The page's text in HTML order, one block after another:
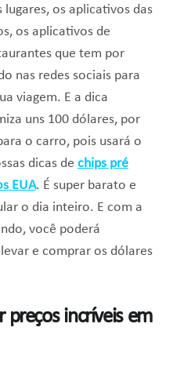
lugares, os aplicativos das
os aplicativos de
que tem por
nas redes sociais para
viagem. E a dica
uns 100 dólares, por
o carro, pois usará o
dicas de chips pré
EUA. É super barato e
o dia inteiro. E com a
você poderá
e comprar os dólares
preços incríveis em